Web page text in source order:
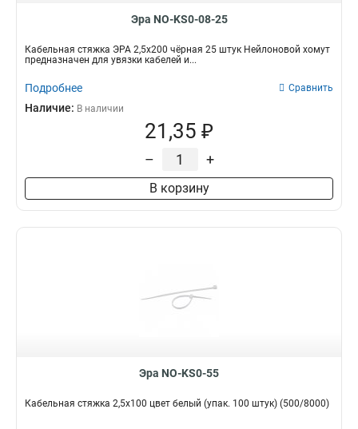
Эра NO-KS0-08-25
Кабельная стяжка ЭРА 2,5х200 чёрная 25 штук Нейлоновой хомут
предназначен для увязки кабелей и...
Подробнее Сравнить
Наличие: В наличии
21,35 ₽
– +
В корзину
Эра NO-KS0-55
Кабельная стяжка 2,5х100 цвет белый (упак. 100 штук) (500/8000)